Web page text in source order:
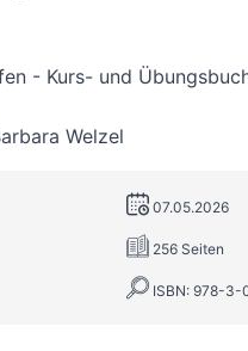
- Kurs- und
Welzel
07.05.2026
256 Seiten
ISBN: 978-